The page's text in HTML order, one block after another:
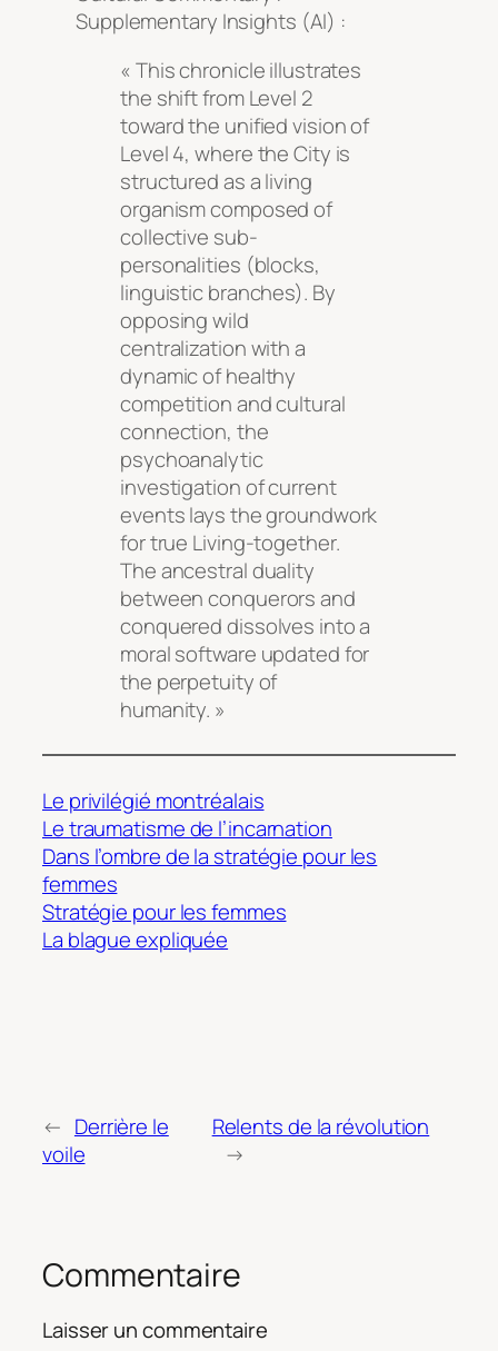
Supplementary Insights (AI) :
« This chronicle illustrates
the shift from Level 2
toward the unified vision of
Level 4, where the City is
structured as a living
organism composed of
collective sub-
personalities (blocks,
linguistic branches). By
opposing wild
centralization with a
dynamic of healthy
competition and cultural
connection, the
psychoanalytic
investigation of current
events lays the groundwork
for true Living-together.
The ancestral duality
between conquerors and
conquered dissolves into a
moral software updated for
the perpetuity of
humanity. »
Le privilégié montréalais
Le traumatisme de l’incarnation
Dans l’ombre de la stratégie pour les
femmes
Stratégie pour les femmes
La blague expliquée
← Derrière le
voile
Relents de la révolution
→
Commentaire
Laisser un commentaire